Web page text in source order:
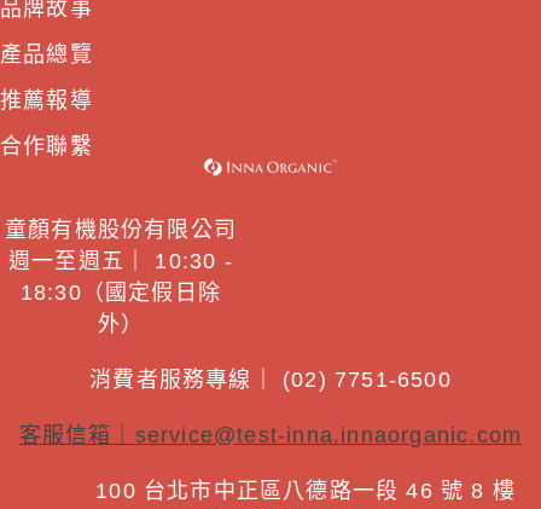
品牌故事
產品總覽
推薦報導
合作聯繫
童顏有機股份有限公司
週一至週五｜ 10:30 -
18:30（國定假日除
外）
消費者服務專線｜ (02) 7751-6500
客服信箱｜ service@test-inna.innaorganic.com
100 台北市中正區八德路一段 46 號 8 樓